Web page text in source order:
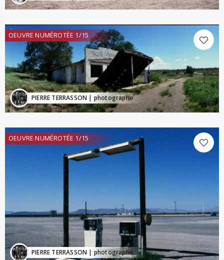
OEUVRE NUMÉROTÉE 1/15
PIERRE TERRASSON | photographe
OEUVRE NUMÉROTÉE 1/15
PIERRE TERRASSON | photographe